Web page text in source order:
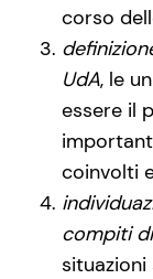
corso
UdA, le
essere il
coinvolti
compiti